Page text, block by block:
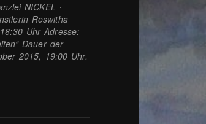
NICKEL ∙
Roswitha
Uhr Adresse:
Dauer der
2015, 19:00 Uhr.